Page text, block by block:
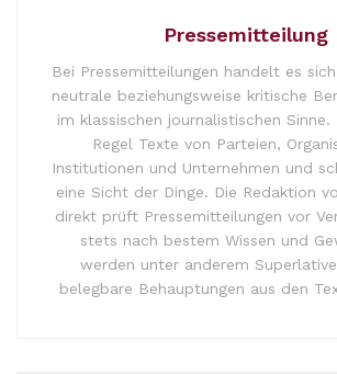
Pressemitteilung
Bei Pressemitteilungen handelt es
neutrale beziehungsweise kritische
im klassischen journalistischen Sinne.
Regel Texte von Parteien,
Institutionen und Unternehmen und
eine Sicht der Dinge. Die Redaktion
direkt prüft Pressemitteilungen vor
stets nach bestem Wissen und
werden unter anderem
belegbare Behauptungen aus den